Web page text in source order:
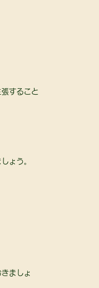
すること
ょう。
ましょ